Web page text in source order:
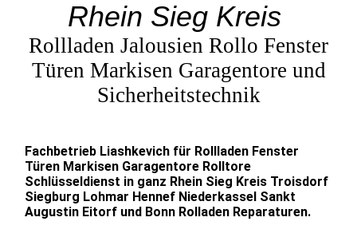
Rhein Sieg Kreis
Rollladen Jalousien Rollo Fenster
Türen Markisen Garagentore und
Sicherheitstechnik
Fachbetrieb Liashkevich für Rollladen Fenster
Türen Markisen Garagentore Rolltore
Schlüsseldienst in ganz Rhein Sieg Kreis Troisdorf
Siegburg Lohmar Hennef Niederkassel Sankt
Augustin Eitorf und Bonn Rolladen Reparaturen.